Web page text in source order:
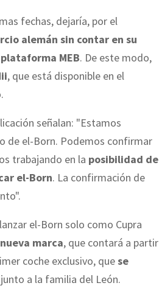
fechas, dejaría, por el
alemán sin contar en su
MEB. De este modo,
, que está disponible en el
señalan: "Estamos
de el-Born. Podemos confirmar
trabajando en la posibilidad de
el-Born. La confirmación de
el-Born solo como Cupra
marca, que contará a partir
coche exclusivo, quese
a la familia del León.